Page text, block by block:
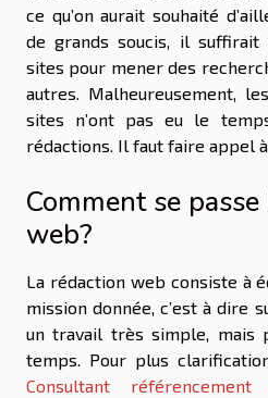
ce qu’on aurait souhaité
de grands soucis, il
sites pour mener des
autres. Malheureusement,
sites n’ont pas eu le
rédactions. Il faut faire appel
Comment se
web?
La rédaction web consiste à
mission donnée, c’est à dire
un travail très simple, mais
temps. Pour plus
Consultant référencement